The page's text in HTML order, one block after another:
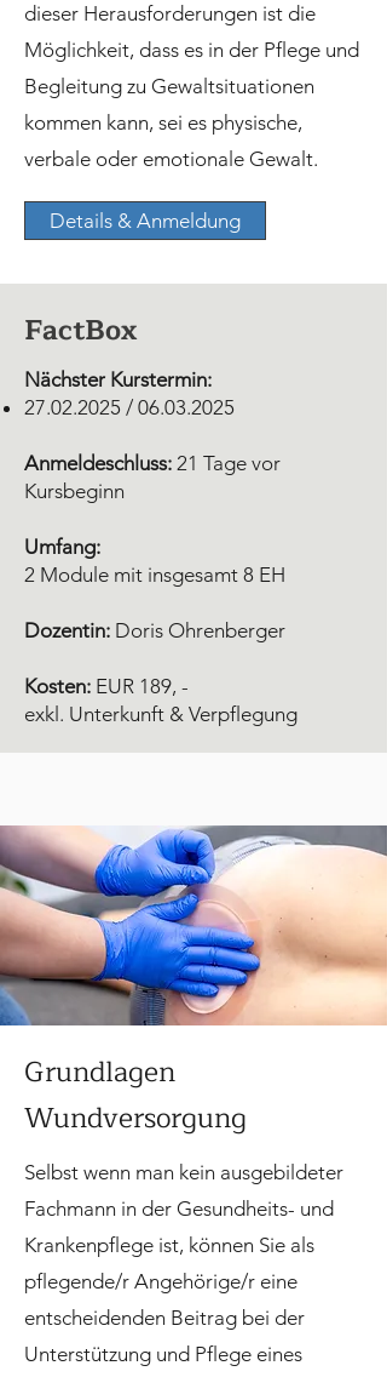
dieser Herausforderungen ist die
Möglichkeit, dass es in der Pflege und
Begleitung zu Gewaltsituationen
kommen kann, sei es physische,
verbale oder emotionale Gewalt.
Details & Anmeldung
FactBox
Nächster Kurstermin:
27.02.2025 / 06.03.2025
Anmeldeschluss: 21 Tage vor
Kursbeginn
Umfang:
2 Module mit insgesamt 8 EH
Dozentin: Doris Ohrenberger
Kosten: EUR 189, -
exkl. Unterkunft & Verpflegung
Grundlagen
Wundversorgung
Selbst wenn man kein ausgebildeter
Fachmann in der Gesundheits- und
Krankenpflege ist, können Sie als
pflegende/r Angehörige/r eine
entscheidenden Beitrag bei der
Unterstützung und Pflege eines